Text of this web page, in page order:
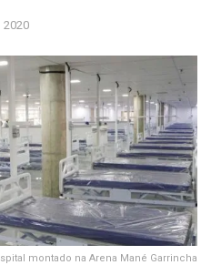
2020
montado na Arena Mané Garrincha